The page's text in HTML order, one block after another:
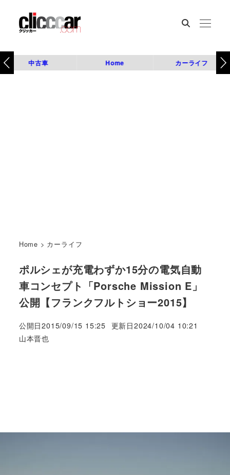
中古車 Home カーライフ
Home > カーライフ
ポルシェが充電わずか15分の電気自動
車コンセプト「Porsche Mission E」
公開【フランクフルトショー2015】
公開日2015/09/15 15:25 更新日2024/10/04 10:21
著
山本晋也